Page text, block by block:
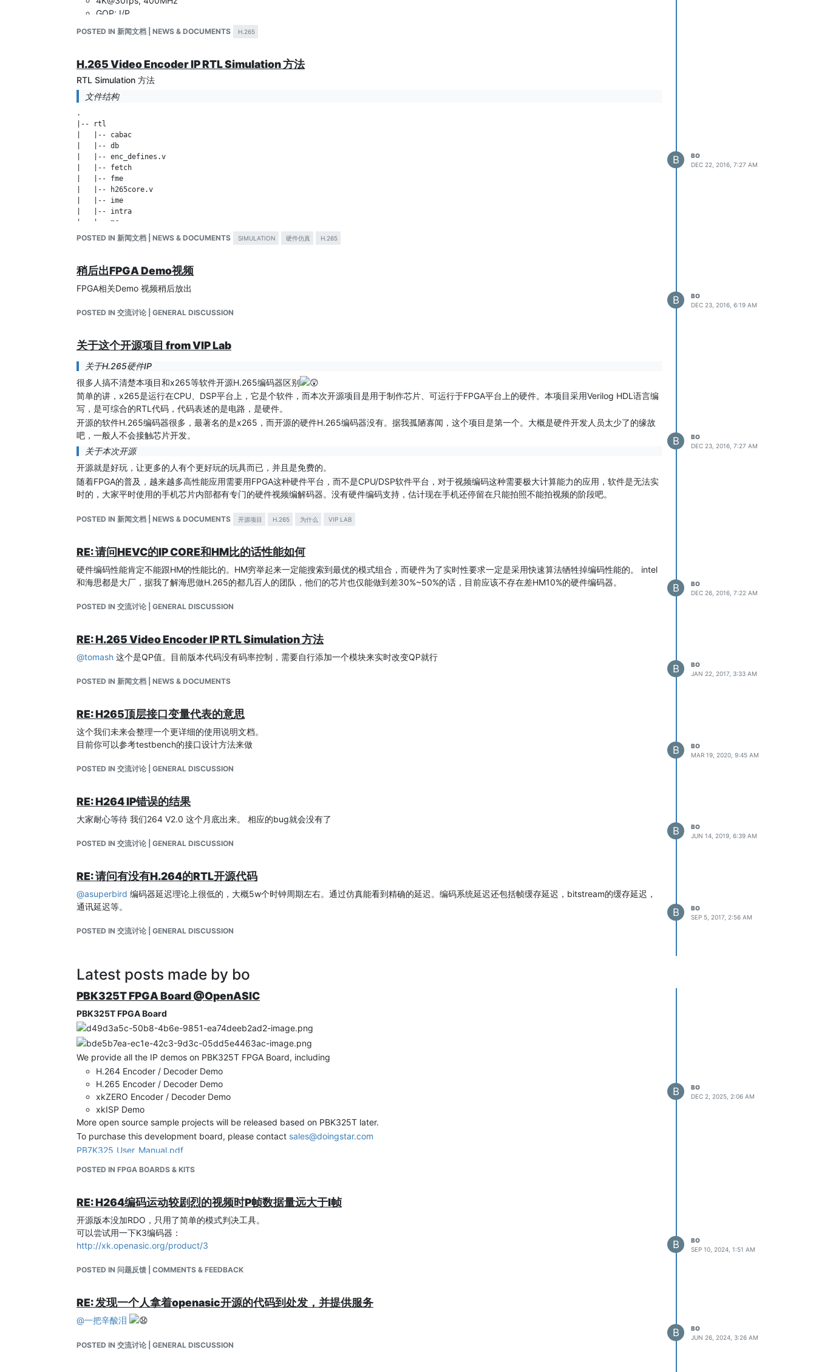
GOP: I/P
CU: 8x8~64x64
PU: 4x4~64x64
1/4 Sub-pixel
Search range 32
CABAC
SAO
Rate control: CBR/VBR (Software)
关于VIP Lab
复旦大学VIP实验室专注于从事下一代视频、图像硬件处器研究，包括超高清视频编码器（H.264/H.265 Video Encoder IP），图像去雾（Dehazing）处理
器，双目视觉处理器（Stereo Matching）等。
实验室网站http://viplab.fudan.edu.cn
代码下载
微信公众号： OpenASIC
POSTED IN 新闻文档 | NEWS & DOCUMENTS H.265
H.265 Video Encoder IP RTL Simulation 方法
RTL Simulation 方法
文件结构
.
|-- rtl
|   |-- cabac
|   |-- db
|   |-- enc_defines.v
|   |-- fetch
|   |-- fme
|   |-- h265core.v
|   |-- ime
|   |-- intra
|   |-- mc
|   |-- mem
|   |-- pre_i
|   `-- tq
`-- sim
Modelsim
# run simulation
# go to simulation directory
cd ./sim/h265core
# run simulation
*** CHECK TOP ! ***
                 fime auto check is on
                 fme auto check is on
                 db auto check is on
                 fetch auto check is on
*** TEST P FRAMES ! ***
        at 00000600, Frame Number = 00, mb_x_first = 00, mb_y_first = 00
        at 00091015, Frame Number = 00, mb_x_first = 02, mb_y_first = 00
        ...
		...
        at 10594605, Frame Number = 07, mb_x_first = 01, mb_y_first = 00
        at 10637335, Frame Number = 07, mb_x_first = 02, mb_y_first = 00
*** TEST I FRAMES ! ***
        at 10660075, Frame Number = 00, mb_x_first = 00, mb_y_first = 00
        at 10778975, Frame Number = 00, mb_x_first = 01, mb_y_first = 00
        at 10876295, Frame Number = 00, mb_x_first = 02, mb_y_first = 00
		...
		...
        at 40551735, Frame Number = 09, mb_x_first = 06, mb_y_first = 03
        at 40680215, Frame Number = 10, mb_x_first = 00, mb_y_first = 00
POSTED IN 新闻文档 | NEWS & DOCUMENTS SIMULATION 硬件仿真 H.265
B
BO
DEC 22, 2016, 7:27 AM
稍后出FPGA Demo视频
FPGA相关Demo 视频稍后放出
POSTED IN 交流讨论 | GENERAL DISCUSSION
B
BO
DEC 23, 2016, 6:19 AM
关于这个开源项目 from VIP Lab
关于H.265硬件IP
很多人搞不清楚本项目和x265等软件开源H.265编码器区别
简单的讲，x265是运行在CPU、DSP平台上，它是个软件，而本次开源项目是用于制作芯片、可运行于FPGA平台上的硬件。本项目采用Verilog HDL语言编
写，是可综合的RTL代码，代码表述的是电路，是硬件。
开源的软件H.265编码器很多，最著名的是x265，而开源的硬件H.265编码器没有。据我孤陋寡闻，这个项目是第一个。大概是硬件开发人员太少了的缘故
吧，一般人不会接触芯片开发。
关于本次开源
开源就是好玩，让更多的人有个更好玩的玩具而已，并且是免费的。
随着FPGA的普及，越来越多高性能应用需要用FPGA这种硬件平台，而不是CPU/DSP软件平台，对于视频编码这种需要极大计算能力的应用，软件是无法实
时的，大家平时使用的手机芯片内部都有专门的硬件视频编解码器。没有硬件编码支持，估计现在手机还停留在只能拍照不能拍视频的阶段吧。
其实，这个项目2015年就已经完成，相关FPGA Demo也于1年多前就已经完成。
一方面本人一直觉得代码不够好，架构还不完善，远达不到完美，过不了自己这关，觉得拿不出手，另一方面也欠缺跟其他的商业版本对比（我们也没用过
商业版本，买不起），指标太差，岂不自取其辱，最后还有点拖延症因素，拖一天是一天。
那为什么现在发出来了？
直白点是拖不下去了，事情总得有个交代。算是对我本人从学术角度从事视频编码芯片研究这么多年的一个交代吧，搞了这么些年，总得有点东西拿出来反
够好玩，大大小小的IP很多都是收费的，不像软件领域开源项目多如牛毛，硬件开源的项目确实很少，并且大多欠缺维护。
开源代码只包含了核心的H.265编码器代码，懂得同学应该很容易集成总线模块和SoC系统。本实验室开发的Demo系统受限于采用了一些第三方IP，不能开
源SoC总线集成的代码。相信能玩转FPGA、芯片设计的同学，应该不是问题啦。
首先，Github是一个软件开发者常用的分享代码网站，本项目是一个硬件IP项目，放到Github上意义不大（放个链接告诉大家有这么个东西就行）。其次，
后记
这个项目本实验室一直有同学在做，东西虽然拿不出手，但本人不敢懈怠，还在努力改进中，将作为一个长期维护项目，逐步更新功能、架构。包括
BitDepth扩展、集成MCU进行编码控制、更好的流水线架构、更准确的预测算法、B帧等。
这个项目陆陆续续做了好几年了，从2010年做H.264编码器、解码器开始，好多同学参与到这个项目中来，也毕业了很多优秀的毕业生，也完成了整一个自
名单很长，但是值得回味（满满的都是美好回忆啊~~）
按照毕业时间先后排序
姜英
刘家良
钟慧波
余磊
袁兴
郭勇
范奕舒
谢峥
沈蔚炜
程魏
陆彦珩
黄磊磊
江亲炜
感谢这些优秀的复旦学生以及外校交流学生的多年努力，你们是真正的实验室中坚力量，也是接下来支撑中国IC产业的栋梁。
邀请
对于这么个一般公司开发需要很多人力物力投入的项目，作为一个大学实验室很显心有余而力不足，希望有更多富有工作经验、充满学习兴趣、热爱奉献、
不求金钱回报的有志青年、中年、老年码农们参与，帮助本项目改进。
让我们一起造一个大玩具
微信公众号：OpenASIC
POSTED IN 新闻文档 | NEWS & DOCUMENTS 开源项目 H.265 为什么 VIP LAB
B
BO
DEC 23, 2016, 7:27 AM
RE: 请问HEVC的IP CORE和HM比的话性能如何
硬件编码性能肯定不能跟HM的性能比的。HM穷举起来一定能搜索到最优的模式组合，而硬件为了实时性要求一定是采用快速算法牺牲掉编码性能的。 intel
和海思都是大厂，据我了解海思做H.265的都几百人的团队，他们的芯片也仅能做到差30%~50%的话，目前应该不存在差HM10%的硬件编码器。
POSTED IN 交流讨论 | GENERAL DISCUSSION
B
BO
DEC 26, 2016, 7:22 AM
RE: H.265 Video Encoder IP RTL Simulation 方法
@tomash 这个是QP值。目前版本代码没有码率控制，需要自行添加一个模块来实时改变QP就行
POSTED IN 新闻文档 | NEWS & DOCUMENTS
B
BO
JAN 22, 2017, 3:33 AM
RE: H265顶层接口变量代表的意思
这个我们未来会整理一个更详细的使用说明文档。
目前你可以参考testbench的接口设计方法来做
POSTED IN 交流讨论 | GENERAL DISCUSSION
B
BO
MAR 19, 2020, 9:45 AM
RE: H264 IP错误的结果
大家耐心等待 我们264 V2.0 这个月底出来。 相应的bug就会没有了
POSTED IN 交流讨论 | GENERAL DISCUSSION
B
BO
JUN 14, 2019, 6:39 AM
RE: 请问有没有H.264的RTL开源代码
@asuperbird 编码器延迟理论上很低的，大概5w个时钟周期左右。通过仿真能看到精确的延迟。编码系统延迟还包括帧缓存延迟，bitstream的缓存延迟，
通讯延迟等。
POSTED IN 交流讨论 | GENERAL DISCUSSION
B
BO
SEP 5, 2017, 2:56 AM
Latest posts made by bo
PBK325T FPGA Board @OpenASIC
PBK325T FPGA Board
We provide all the IP demos on PBK325T FPGA Board, including
H.264 Encoder / Decoder Demo
H.265 Encoder / Decoder Demo
xkZERO Encoder / Decoder Demo
xkISP Demo
More open source sample projects will be released based on PBK325T later.
To purchase this development board, please contact sales@doingstar.com
PB7K325_User_Manual.pdf
POSTED IN FPGA BOARDS & KITS
B
BO
DEC 2, 2025, 2:06 AM
RE: H264编码运动较剧烈的视频时P帧数据量远大于I帧
开源版本没加RDO，只用了简单的模式判决工具。
可以尝试用一下K3编码器：
http://xk.openasic.org/product/3
POSTED IN 问题反馈 | COMMENTS & FEEDBACK
B
BO
SEP 10, 2024, 1:51 AM
RE: 发现一个人拿着openasic开源的代码到处发，并提供服务
@一把辛酸泪
POSTED IN 交流讨论 | GENERAL DISCUSSION
B
BO
JUN 26, 2024, 3:26 AM